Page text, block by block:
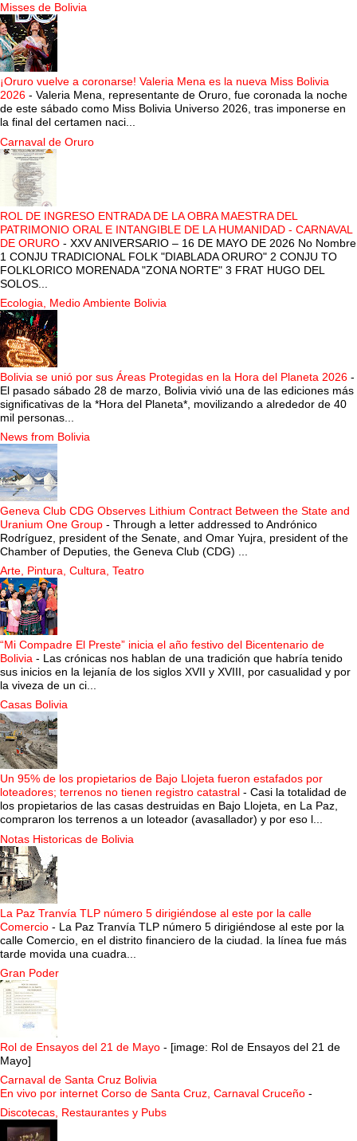
Misses de Bolivia
¡Oruro vuelve a coronarse! Valeria Mena es la nueva Miss Bolivia
2026 - Valeria Mena, representante de Oruro, fue coronada la noche
de este sábado como Miss Bolivia Universo 2026, tras imponerse en
la final del certamen naci...
Carnaval de Oruro
ROL DE INGRESO ENTRADA DE LA OBRA MAESTRA DEL
PATRIMONIO ORAL E INTANGIBLE DE LA HUMANIDAD - CARNAVAL
DE ORURO - XXV ANIVERSARIO – 16 DE MAYO DE 2026 No Nombre
1 CONJU TRADICIONAL FOLK "DIABLADA ORURO" 2 CONJU TO
FOLKLORICO MORENADA "ZONA NORTE" 3 FRAT HUGO DEL
SOLOS...
Ecologia, Medio Ambiente Bolivia
Bolivia se unió por sus Áreas Protegidas en la Hora del Planeta 2026 -
El pasado sábado 28 de marzo, Bolivia vivió una de las ediciones más
significativas de la *Hora del Planeta*, movilizando a alrededor de 40
mil personas...
News from Bolivia
Geneva Club CDG Observes Lithium Contract Between the State and
Uranium One Group - Through a letter addressed to Andrónico
Rodríguez, president of the Senate, and Omar Yujra, president of the
Chamber of Deputies, the Geneva Club (CDG) ...
Arte, Pintura, Cultura, Teatro
“Mi Compadre El Preste” inicia el año festivo del Bicentenario de
Bolivia - Las crónicas nos hablan de una tradición que habría tenido
sus inicios en la lejanía de los siglos XVII y XVIII, por casualidad y por
la viveza de un ci...
Casas Bolivia
Un 95% de los propietarios de Bajo Llojeta fueron estafados por
loteadores; terrenos no tienen registro catastral - Casi la totalidad de
los propietarios de las casas destruidas en Bajo Llojeta, en La Paz,
compraron los terrenos a un loteador (avasallador) y por eso l...
Notas Historicas de Bolivia
La Paz Tranvía TLP número 5 dirigiéndose al este por la calle
Comercio - La Paz Tranvía TLP número 5 dirigiéndose al este por la
calle Comercio, en el distrito financiero de la ciudad. la línea fue más
tarde movida una cuadra...
Gran Poder
Rol de Ensayos del 21 de Mayo - [image: Rol de Ensayos del 21 de
Mayo]
Carnaval de Santa Cruz Bolivia
En vivo por internet Corso de Santa Cruz, Carnaval Cruceño -
Discotecas, Restaurantes y Pubs